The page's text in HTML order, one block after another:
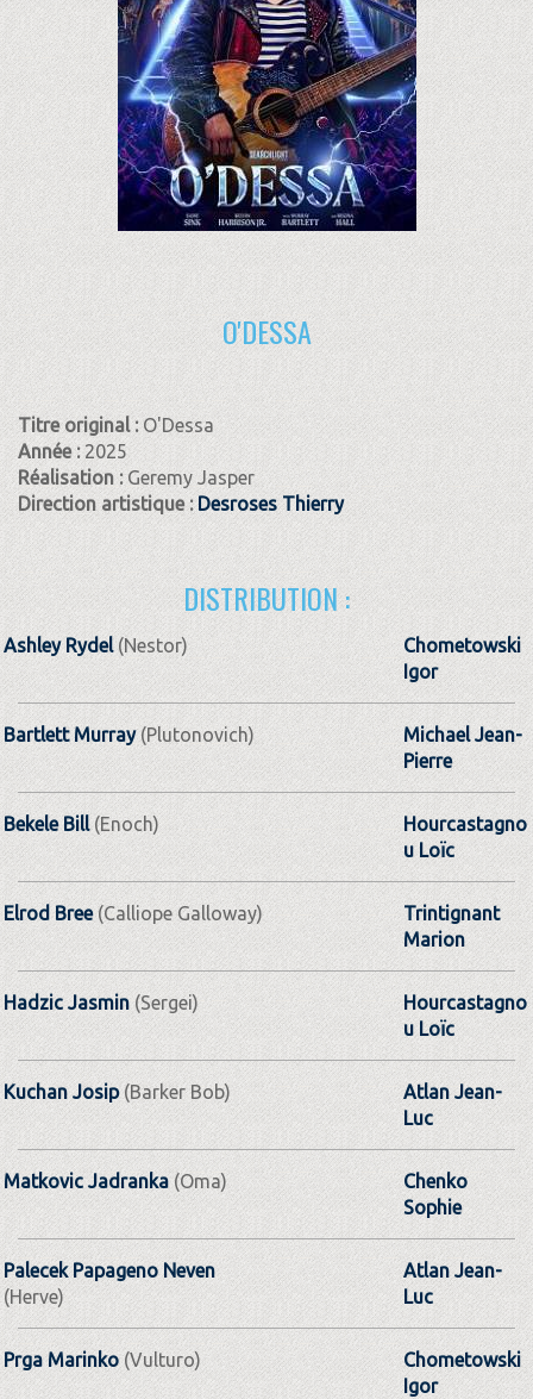
O'DESSA
Titre original : O'Dessa
Année : 2025
Réalisation :Geremy Jasper
Direction artistique : Desroses Thierry
DISTRIBUTION :
Ashley Rydel(Nestor)
Chometowski
Igor
Bartlett Murray(Plutonovich)
Michael Jean-
Pierre
Bekele Bill (Enoch)
Hourcastagno
u Loïc
Elrod Bree(Calliope Galloway)
Trintignant
Marion
Hadzic Jasmin (Sergei)
Hourcastagno
u Loïc
Kuchan Josip(Barker Bob)
Atlan Jean-
Luc
Matkovic Jadranka (Oma)
Chenko
Sophie
Palecek Papageno Neven
(Herve)
Atlan Jean-
Luc
Prga Marinko(Vulturo)
Chometowski
Igor